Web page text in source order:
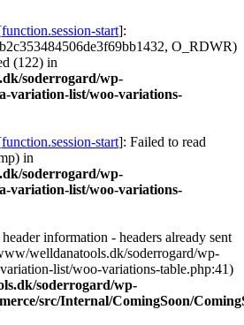
function.session-start]:
O_RDWR)
(122) in
soderrogard/wp-
variation-list/woo-variations-
function.session-start]: Failed to read
in
soderrogard/wp-
variation-list/woo-variations-
information - headers already sent
welldanatools.dk/soderrogard/wp-
list/woo-variations-table.php:41)
soderrogard/wp-
src/Internal/ComingSoon/